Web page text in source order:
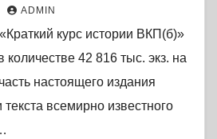
ADMIN
курс истории ВКП(б)»
количестве 42 816 тыс. экз. на
настоящего издания
всемирно известного